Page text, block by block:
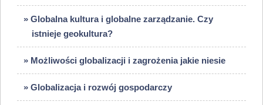
» Globalna kultura i globalne zarządzanie. Czy
istnieje geokultura?
» Możliwości globalizacji i zagrożenia jakie niesie
» Globalizacja i rozwój gospodarczy